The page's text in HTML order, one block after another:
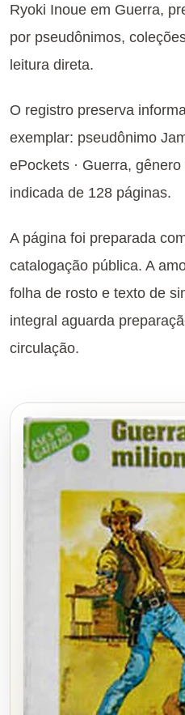
Ryoki Inoue em Guerra,
por pseudônimos,
leitura direta.
O registro preserva
exemplar: pseudônimo
ePockets · Guerra,
indicada de 128 páginas.
A página foi preparada
catalogação pública. A
folha de rosto e texto de
integral aguarda
circulação.